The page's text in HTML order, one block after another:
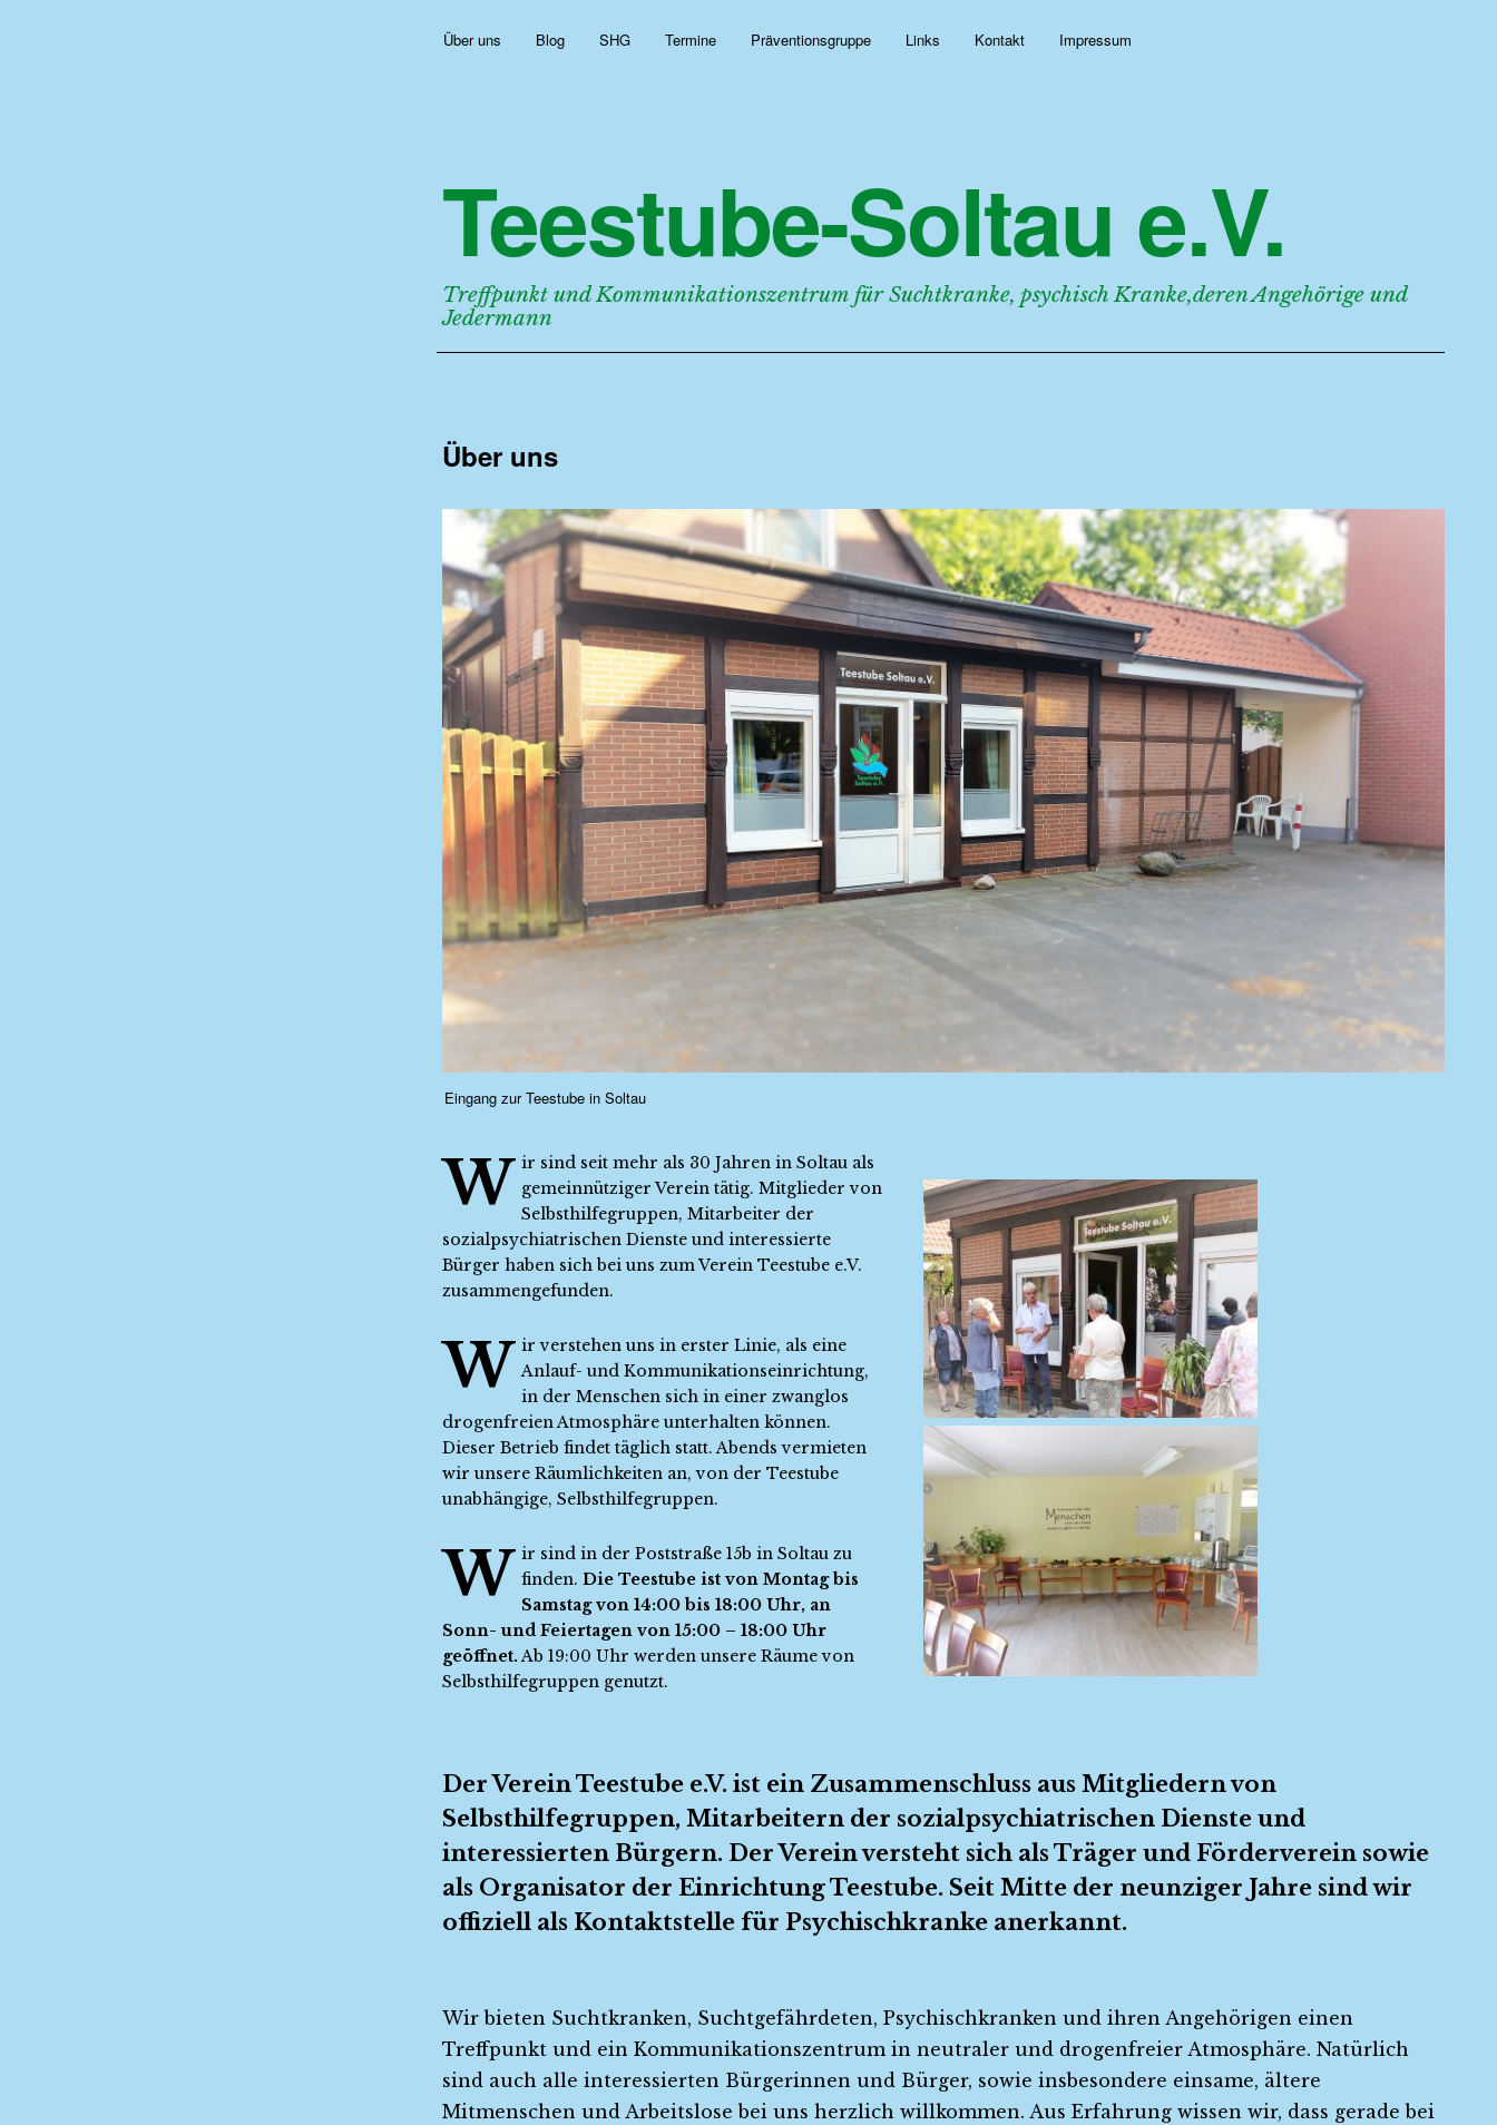
Über uns Blog SHG Termine Präventionsgruppe Links Kontakt Impressum
Teestube-Soltau e.V.
Treffpunkt und Kommunikationszentrum für Suchtkranke, psychisch Kranke,deren Angehörige und
Jedermann
Über uns
Eingang zur Teestube in Soltau
W ir sind seit mehr als 30 Jahren in Soltau als
gemeinnütziger Verein tätig. Mitglieder von
Selbsthilfegruppen, Mitarbeiter der
sozialpsychiatrischen Dienste und interessierte
Bürger haben sich bei uns zum Verein Teestube e.V.
zusammengefunden.
W ir verstehen uns in erster Linie, als eine
Anlauf- und Kommunikationseinrichtung,
in der Menschen sich in einer zwanglos
drogenfreien Atmosphäre unterhalten können.
Dieser Betrieb findet täglich statt. Abends vermieten
wir unsere Räumlichkeiten an, von der Teestube
unabhängige, Selbsthilfegruppen.
W ir sind in der Poststraße 15b in Soltau zu
finden. Die Teestube ist von Montag bis
Samstag von 14:00 bis 18:00 Uhr, an
Sonn- und Feiertagen von 15:00 – 18:00 Uhr
geöffnet.Ab 19:00 Uhr werden unsere Räume von
Selbsthilfegruppen genutzt.
Der Verein Teestube e.V. ist ein Zusammenschluss aus Mitgliedern von
Selbsthilfegruppen, Mitarbeitern der sozialpsychiatrischen Dienste und
interessierten Bürgern. Der Verein versteht sich als Träger und Förderverein sowie
als Organisator der Einrichtung Teestube. Seit Mitte der neunziger Jahre sind wir
offiziell als Kontaktstelle für Psychischkranke anerkannt.
Wir bieten Suchtkranken, Suchtgefährdeten, Psychischkranken und ihren Angehörigen einen
Treffpunkt und ein Kommunikationszentrum in neutraler und drogenfreier Atmosphäre. Natürlich
sind auch alle interessierten Bürgerinnen und Bürger, sowie insbesondere einsame, ältere
Mitmenschen und Arbeitslose bei uns herzlich willkommen. Aus Erfahrung wissen wir, dass gerade bei